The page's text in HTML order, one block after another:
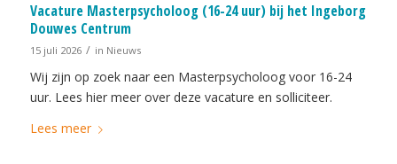
Vacature Masterpsycholoog (16-24 uur) bij het Ingeborg
Douwes Centrum
15 juli 2026 / in Nieuws
Wij zijn op zoek naar een Masterpsycholoog voor 16-24
uur. Lees hier meer over deze vacature en solliciteer.
Lees meer